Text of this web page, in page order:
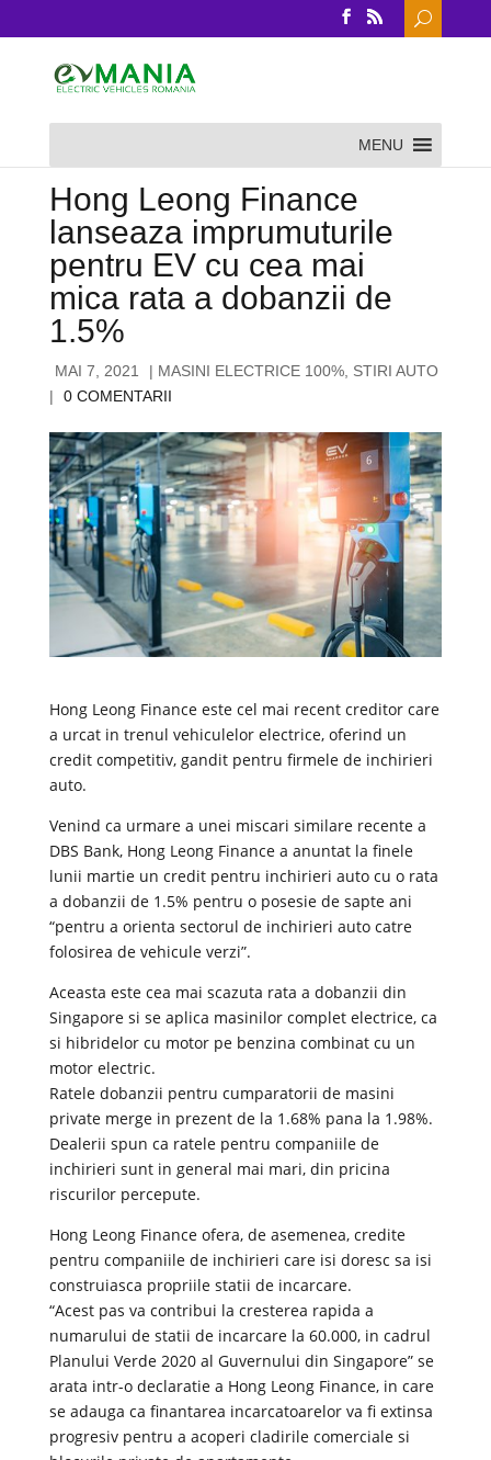
for:
MENU
Hong Leong Finance
lanseaza imprumuturile
pentru EV cu cea mai
mica rata a dobanzii de
1.5%
MAI 7, 2021 | MASINI ELECTRICE 100%, STIRI AUTO
|
0 COMENTARII
Hong Leong Finance este cel mai recent creditor care
a urcat in trenul vehiculelor electrice, oferind un
credit competitiv, gandit pentru firmele de inchirieri
auto.
Venind ca urmare a unei miscari similare recente a
DBS Bank, Hong Leong Finance a anuntat la finele
lunii martie un credit pentru inchirieri auto cu o rata
a dobanzii de 1.5% pentru o posesie de sapte ani
“pentru a orienta sectorul de inchirieri auto catre
folosirea de vehicule verzi”.
Aceasta este cea mai scazuta rata a dobanzii din
Singapore si se aplica masinilor complet electrice, ca
si hibridelor cu motor pe benzina combinat cu un
motor electric.
Ratele dobanzii pentru cumparatorii de masini
private merge in prezent de la 1.68% pana la 1.98%.
Dealerii spun ca ratele pentru companiile de
inchirieri sunt in general mai mari, din pricina
riscurilor percepute.
Hong Leong Finance ofera, de asemenea, credite
pentru companiile de inchirieri care isi doresc sa isi
construiasca propriile statii de incarcare.
“Acest pas va contribui la cresterea rapida a
numarului de statii de incarcare la 60.000, in cadrul
Planului Verde 2020 al Guvernului din Singapore” se
arata intr-o declaratie a Hong Leong Finance, in care
se adauga ca finantarea incarcatoarelor va fi extinsa
progresiv pentru a acoperi cladirile comerciale si